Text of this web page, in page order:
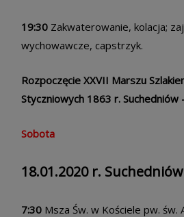
19:30 Zakwaterowanie, kolacja;
wychowawcze, capstrzyk.
Rozpoczęcie XXVII Marszu
Styczniowych 1863 r. Suchedniów
Sobota
18.01.2020 r.
7:30 Msza Św. w Kościele pw. św.